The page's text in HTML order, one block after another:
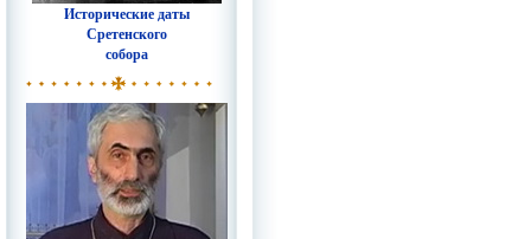
Исторические даты
Сретенского
собора